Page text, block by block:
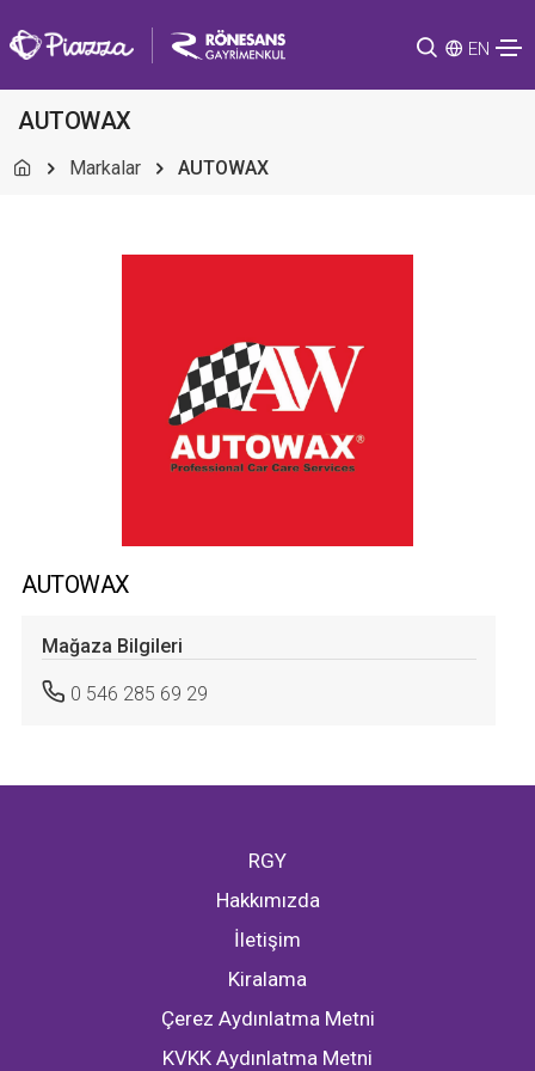
EN
AUTOWAX
Markalar AUTOWAX
AUTOWAX
Mağaza Bilgileri
0 546 285 69 29
RGY
Hakkımızda
İletişim
Kiralama
Çerez Aydınlatma Metni
KVKK Aydınlatma Metni